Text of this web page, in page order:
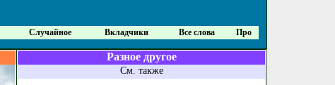
Случайное Вкладчики Все слова Про
Разное другое
См. также